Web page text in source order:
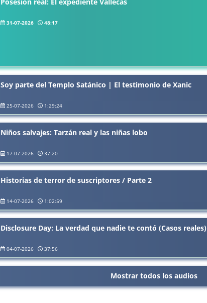
31-07-2026 48:17
Soy parte del Templo Satánico | El testimonio de Xanic
25-07-2026 1:29:24
Niños salvajes: Tarzán real y las niñas lobo
17-07-2026 37:20
Historias de terror de suscriptores / Parte 2
14-07-2026 1:02:59
Disclosure Day: La verdad que nadie te contó (Casos reales)
04-07-2026 37:56
Mostrar todos los audios